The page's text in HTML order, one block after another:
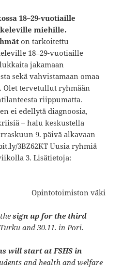
18–29-vuotiaille
miehille.
on tarkoitettu
18–29-vuotiaille
jakamaan
sekä vahvistamaan omaa
tervetullut ryhmään
riippumatta.
ei edellytä diagnoosia,
– halu keskustella
9. päivä alkavaan
3BZ62KTUusia ryhmiä
3. Lisätietoja:
Opintotoimiston väki
thesign up for the third
and 30.11. in Pori.
will start at FSHS in
and health and welfare